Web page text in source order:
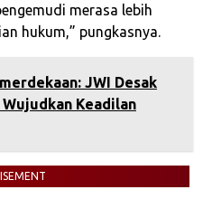
merasa lebih
hukum,” pungkasnya.
JWI Desak
Keadilan